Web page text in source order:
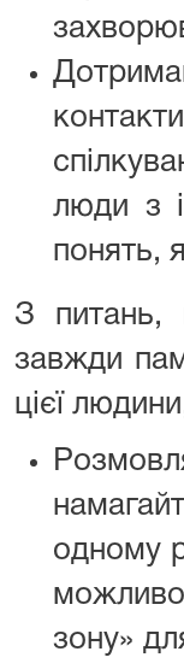
люди з
понять,
З питань,
завжди
цієї
одному
зону»